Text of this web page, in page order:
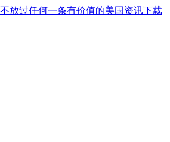
不放过任何一条有价值的美国资讯下载